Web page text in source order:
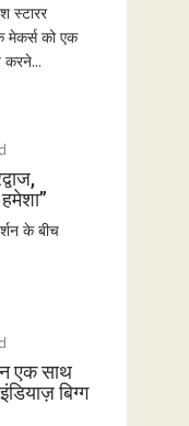
स्टारर
मेकर्स को एक
करने...
के बीच
एक साथ
बिग्ग